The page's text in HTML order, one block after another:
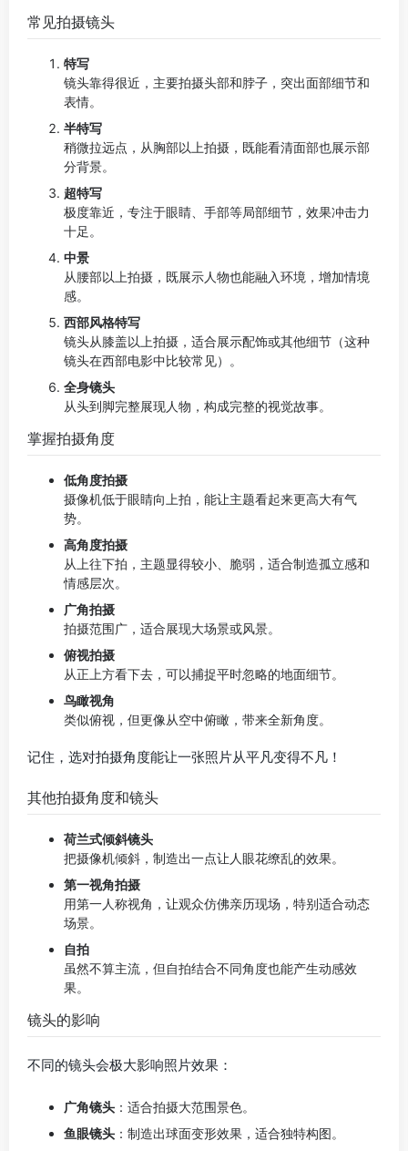
常见拍摄镜头
特写
镜头靠得很近，主要拍摄头部和脖子，突出面部细节和
表情。
半特写
稍微拉远点，从胸部以上拍摄，既能看清面部也展示部
分背景。
超特写
极度靠近，专注于眼睛、手部等局部细节，效果冲击力
十足。
中景
从腰部以上拍摄，既展示人物也能融入环境，增加情境
感。
西部风格特写
镜头从膝盖以上拍摄，适合展示配饰或其他细节（这种
镜头在西部电影中比较常见）。
全身镜头
从头到脚完整展现人物，构成完整的视觉故事。
掌握拍摄角度
低角度拍摄
摄像机低于眼睛向上拍，能让主题看起来更高大有气
势。
高角度拍摄
从上往下拍，主题显得较小、脆弱，适合制造孤立感和
情感层次。
广角拍摄
拍摄范围广，适合展现大场景或风景。
俯视拍摄
从正上方看下去，可以捕捉平时忽略的地面细节。
鸟瞰视角
类似俯视，但更像从空中俯瞰，带来全新角度。
记住，选对拍摄角度能让一张照片从平凡变得不凡！
其他拍摄角度和镜头
荷兰式倾斜镜头
把摄像机倾斜，制造出一点让人眼花缭乱的效果。
第一视角拍摄
用第一人称视角，让观众仿佛亲历现场，特别适合动态
场景。
自拍
虽然不算主流，但自拍结合不同角度也能产生动感效
果。
镜头的影响
不同的镜头会极大影响照片效果：
广角镜头 ：适合拍摄大范围景色。
鱼眼镜头 ：制造出球面变形效果，适合独特构图。